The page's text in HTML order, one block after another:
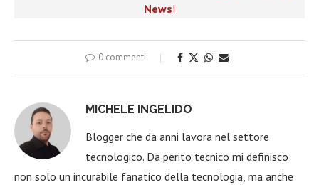
News!
0 commenti
MICHELE INGELIDO
Blogger che da anni lavora nel settore
tecnologico. Da perito tecnico mi definisco
non solo un incurabile fanatico della tecnologia, ma anche